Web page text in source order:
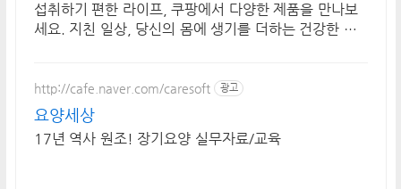
섭취하기 편한 라이프, 쿠팡에서 다양한 제품을 만나보
세요. 지친 일상, 당신의 몸에 생기를 더하는 건강한 선
http://cafe.naver.com/caresoft 광고
요양세상
17년 역사 원조! 장기요양 실무자료/교육